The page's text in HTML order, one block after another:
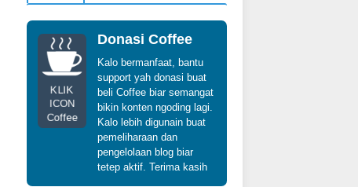
KLIK
ICON
Coffee
Donasi Coffee
Kalo bermanfaat, bantu
support yah donasi buat
beli Coffee biar semangat
bikin konten ngoding lagi.
Kalo lebih digunain buat
pemeliharaan dan
pengelolaan blog biar
tetep aktif. Terima kasih